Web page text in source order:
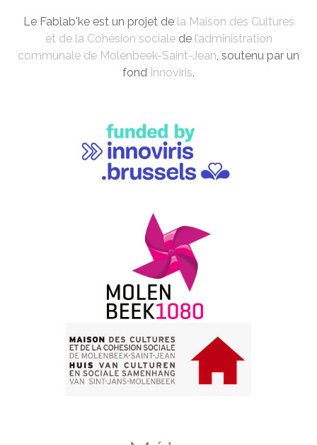
Le Fablab'ke est un projet de la Maison des Cultures
et de la Cohésion socialede l’administration
communale de Molenbeek-Saint-Jean, soutenu par un
fond Innoviris.